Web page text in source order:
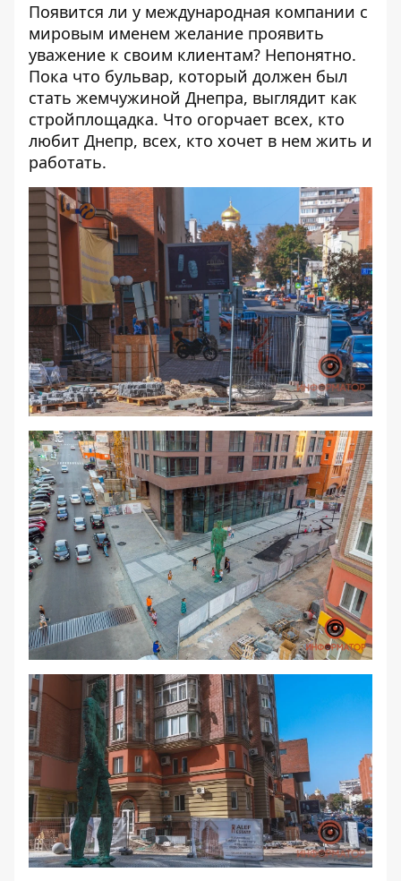
Появится ли у международная компании с
мировым именем желание проявить
уважение к своим клиентам? Непонятно.
Пока что бульвар, который должен был
стать жемчужиной Днепра, выглядит как
стройплощадка. Что огорчает всех, кто
любит Днепр, всех, кто хочет в нем жить и
работать.